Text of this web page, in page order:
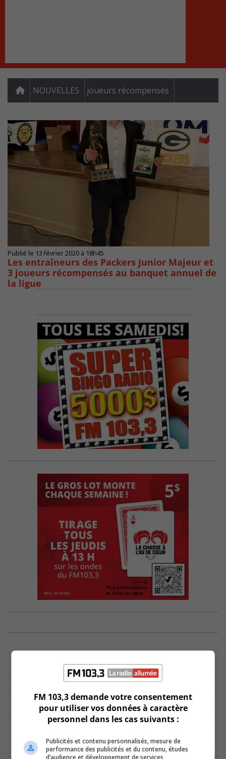
NOUVELLES joueurs récompensés
Publié le 13 février 2020 à 18h45
Les entraîneurs des Packers Junior Majeur et
3 joueurs récompensés au banquet annuel de
la ligue
FM 103,3 demande votre consentement
pour utiliser vos données à caractère
personnel dans les cas suivants :
Publicités et contenu personnalisés, mesure de
performance des publicités et du contenu, études
d’audience et développement de services